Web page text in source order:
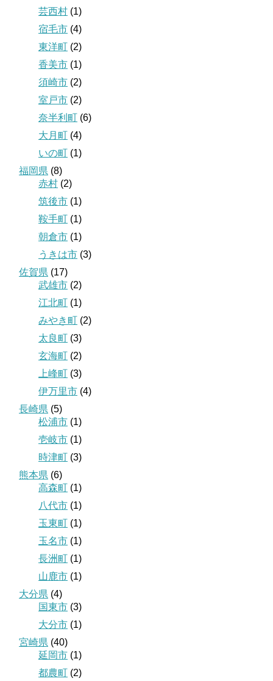
芸西村 (1)
宿毛市 (4)
東洋町 (2)
香美市 (1)
須崎市 (2)
室戸市 (2)
奈半利町 (6)
大月町 (4)
いの町 (1)
福岡県 (8)
赤村 (2)
筑後市 (1)
鞍手町 (1)
朝倉市 (1)
うきは市 (3)
佐賀県 (17)
武雄市 (2)
江北町 (1)
みやき町 (2)
太良町 (3)
玄海町 (2)
上峰町 (3)
伊万里市 (4)
長崎県 (5)
松浦市 (1)
壱岐市 (1)
時津町 (3)
熊本県 (6)
高森町 (1)
八代市 (1)
玉東町 (1)
玉名市 (1)
長洲町 (1)
山鹿市 (1)
大分県 (4)
国東市 (3)
大分市 (1)
宮崎県 (40)
延岡市 (1)
都農町 (2)